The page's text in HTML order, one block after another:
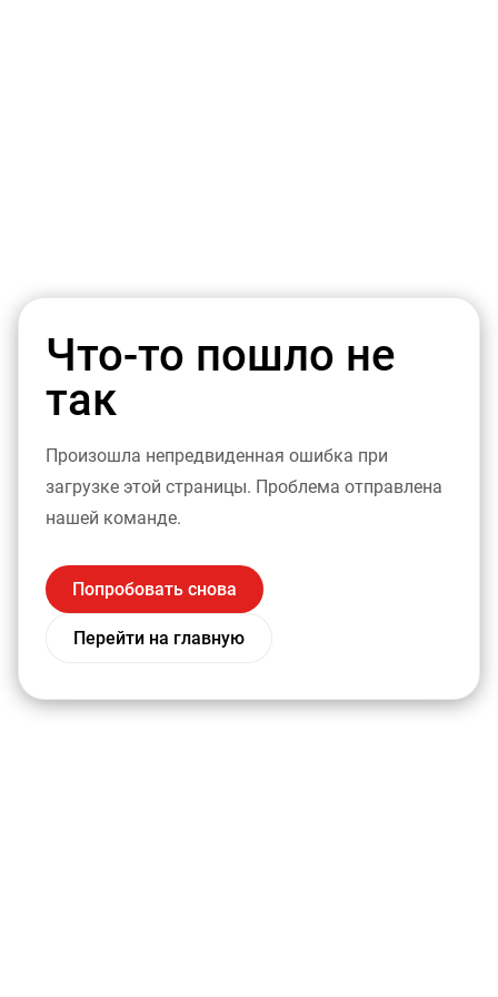
Что-то пошло не
так
Произошла непредвиденная ошибка при
загрузке этой страницы. Проблема отправлена
нашей команде.
Попробовать снова
Перейти на главную